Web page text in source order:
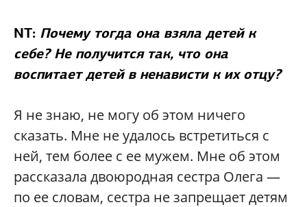
NT: Почему тогда она взяла детей к
себе? Не получится так, что она
воспитает детей в ненависти к их отцу?
Я не знаю, не могу об этом ничего
сказать. Мне не удалось встретиться с
ней, тем более с ее мужем. Мне об этом
рассказала двоюродная сестра Олега —
по ее словам, сестра не запрещает детям